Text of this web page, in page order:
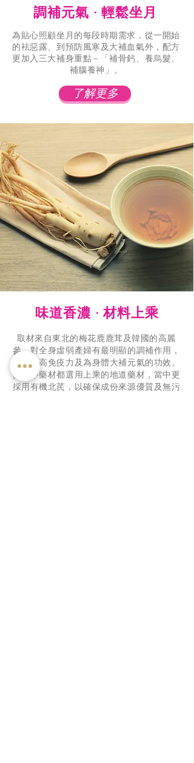
調補元氣 · 輕鬆坐月
為貼心照顧坐月的每段時期需求，從一開始
的袪惡露、到預防風寒及大補血氣外，配方
更加入三大補身重點－「補骨鈣、養烏髮、
補腦養神」。
了解更多
味道香濃 · 材料上乘
取材來自東北的梅花鹿鹿茸及韓國的高麗
參，對全身虛弱產婦有最明顯的調補作用，
有助提高免疫力及為身體大補元氣的功效。
其他中藥材都選用上乘的地道藥材，當中更
採用有機北芪，以確保成份來源優質及無污